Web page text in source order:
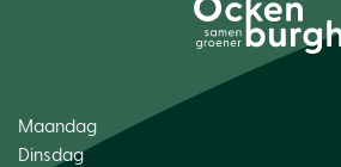
Maandag
Dinsdag